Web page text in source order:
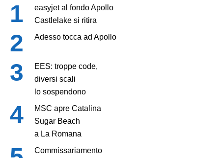
easyjet al fondo Apollo
Castlelake si ritira
Adesso tocca ad Apollo
EES: troppe code,
diversi scali
lo sospendono
MSC apre Catalina
Sugar Beach
a La Romana
Commissariamento